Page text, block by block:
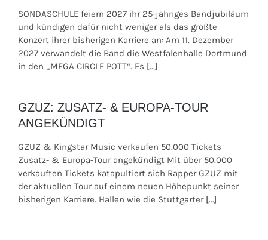
SONDASCHULE feiern 2027 ihr 25-jähriges Bandjubiläum
und kündigen dafür nicht weniger als das größte
Konzert ihrer bisherigen Karriere an: Am 11. Dezember
2027 verwandelt die Band die Westfalenhalle Dortmund
in den „MEGA CIRCLE POTT“. Es [...]
GZUZ: ZUSATZ- & EUROPA-TOUR
ANGEKÜNDIGT
GZUZ & Kingstar Music verkaufen 50.000 Tickets
Zusatz- & Europa-Tour angekündigt Mit über 50.000
verkauften Tickets katapultiert sich Rapper GZUZ mit
der aktuellen Tour auf einem neuen Höhepunkt seiner
bisherigen Karriere. Hallen wie die Stuttgarter[...]